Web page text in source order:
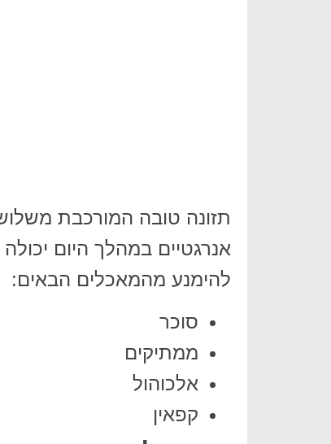
תזונה טובה המורכבת
אנרגטיים במהלך היום
להימנע מהמאכלים הבאים:
סוכר
ממתיקים
אלכוהול
קפאין